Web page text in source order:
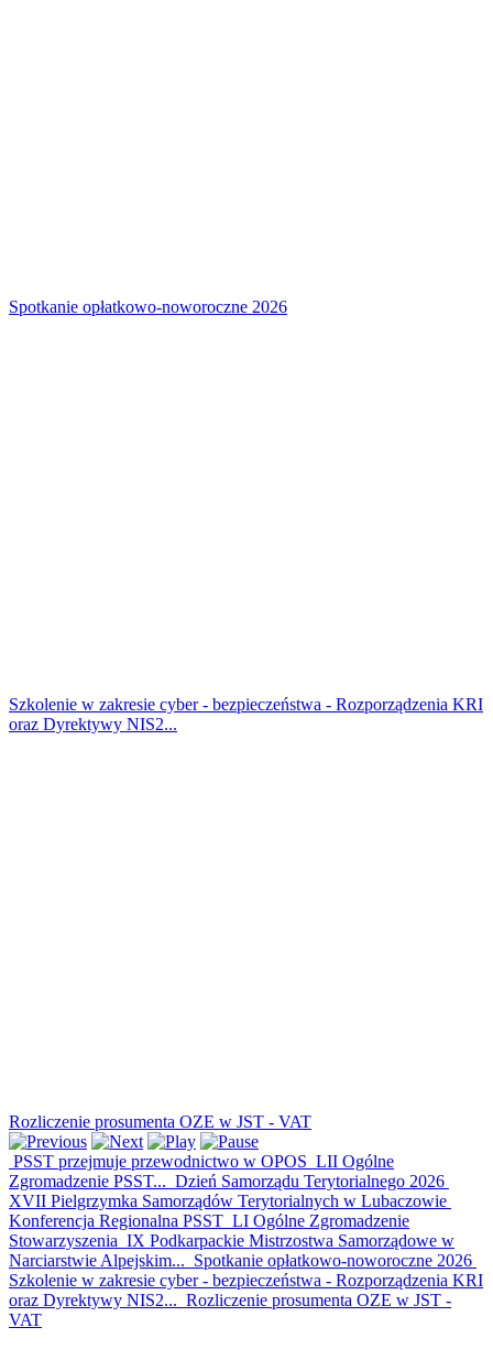
Spotkanie opłatkowo-noworoczne 2026
Szkolenie w zakresie cyber - bezpieczeństwa - Rozporządzenia KRI
oraz Dyrektywy NIS2...
Rozliczenie prosumenta OZE w JST - VAT
PSST przejmuje przewodnictwo w OPOS LII Ogólne
Zgromadzenie PSST... Dzień Samorządu Terytorialnego 2026
XVII Pielgrzymka Samorządów Terytorialnych w Lubaczowie
Konferencja Regionalna PSST LI Ogólne Zgromadzenie
Stowarzyszenia IX Podkarpackie Mistrzostwa Samorządowe w
Narciarstwie Alpejskim... Spotkanie opłatkowo-noworoczne 2026
Szkolenie w zakresie cyber - bezpieczeństwa - Rozporządzenia KRI
oraz Dyrektywy NIS2... Rozliczenie prosumenta OZE w JST -
VAT